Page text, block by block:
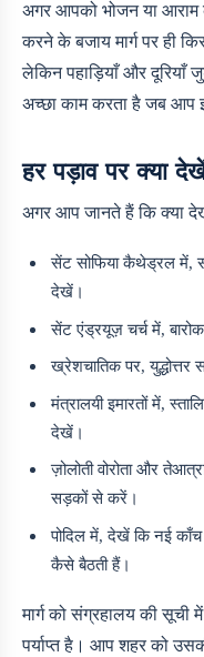
अगर आपको भोजन या आराम
करने के बजाय मार्ग पर ही
लेकिन पहाड़ियाँ और दूरियाँ
अच्छा काम करता है जब आप
हर पड़ाव पर क्या
अगर आप जानते हैं कि क्या
सेंट सोफिया कैथेड्रल में,
देखें।
सेंट एंड्रयूज़ चर्च में, बारोक
ख्रेशचातिक पर,
मंत्रालयी इमारतों में,
देखें।
ज़ोलोती वोरोता और
सड़कों से करें।
पोदिल में, देखें कि नई
कैसे बैठती हैं।
मार्ग को संग्रहालय की सूची
पर्याप्त है। आप शहर को